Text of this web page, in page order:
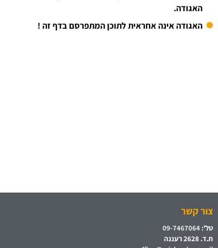
האגודה.
האגודה אינה אחראית לתוכן המתפרסם בדף זה !
צור קשר
טל': 09-7467064
ת.ד. 2628 רעננה